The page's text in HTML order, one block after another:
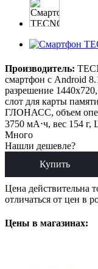
Производитель:
смартфон с Android
разрешение
слот для карты
ГЛОНАСС, объем
3750 мА⋅ч, вес 154
Много
Нашли дешевле?
Купить
Цена действительна
отличаться от цен в
Цены в магазинах: